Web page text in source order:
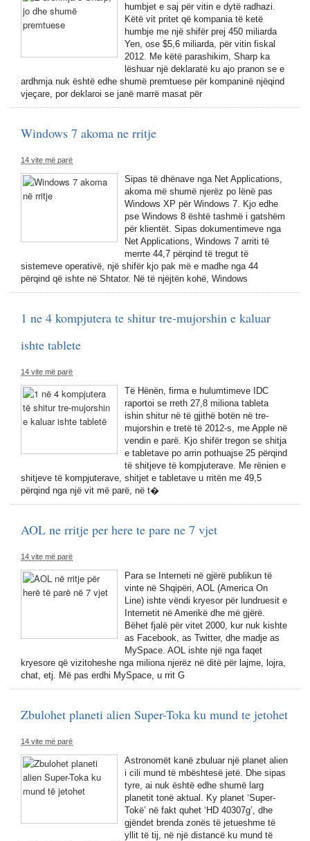
humbjet e saj për vitin e dytë radhazi.
Këtë vit pritet që kompania të ketë
humbje me një shifër prej 450 miliarda
Yen, ose $5,6 miliarda, për vitin fiskal
2012. Me këtë parashikim, Sharp ka
lëshuar një deklaratë ku ajo pranon se e
ardhmja nuk është edhe shumë premtuese për kompaninë njëqind
vjeçare, por deklaroi se janë marrë masat për
Windows 7 akoma ne rritje
14 vite më parë
Sipas të dhënave nga Net Applications,
akoma më shumë njerëz po lënë pas
Windows XP për Windows 7. Kjo edhe
pse Windows 8 është tashmë i gatshëm
për klientët. Sipas dokumentimeve nga
Net Applications, Windows 7 arriti të
merrte 44,7 përqind të tregut të
sistemeve operativë, një shifër kjo pak më e madhe nga 44
përqind që ishte në Shtator. Në të njëjtën kohë, Windows
1 ne 4 kompjutera te shitur tre-mujorshin e kaluar
ishte tablete
14 vite më parë
Të Hënën, firma e hulumtimeve IDC
raportoi se rreth 27,8 miliona tableta
ishin shitur në të gjithë botën në tre-
mujorshin e tretë të 2012-s, me Apple në
vendin e parë. Kjo shifër tregon se shitja
e tabletave po arrin pothuajse 25 përqind
të shitjeve të kompjuterave. Me rënien e
shitjeve të kompjuterave, shitjet e tabletave u rritën me 49,5
përqind nga një vit më parë, në t�
AOL ne rritje per here te pare ne 7 vjet
14 vite më parë
Para se Interneti në gjërë publikun të
vinte në Shqipëri, AOL (America On
Line) ishte vëndi kryesor për lundruesit e
Internetit në Amerikë dhe më gjërë.
Bëhet fjalë për vitet 2000, kur nuk kishte
as Facebook, as Twitter, dhe madje as
MySpace. AOL ishte një nga faqet
kryesore që vizitoheshe nga miliona njerëz në ditë për lajme, lojra,
chat, etj. Më pas erdhi MySpace, u rrit G
Zbulohet planeti alien Super-Toka ku mund te jetohet
14 vite më parë
Astronomët kanë zbuluar një planet alien
i cili mund të mbështesë jetë. Dhe sipas
tyre, ai nuk është edhe shumë larg
planetit tonë aktual. Ky planet ‘Super-
Tokë’ në fakt quhet ‘HD 40307g’, dhe
gjëndet brenda zonës të jetueshme të
yllit të tij, në një distancë ku mund të